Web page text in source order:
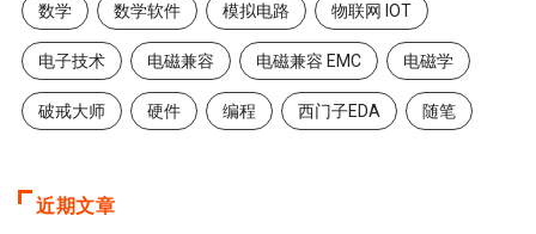
数学 数学软件 模拟电路 物联网 IOT
电子技术 电磁兼容 电磁兼容 EMC 电磁学
破戒大师 硬件 编程 西门子EDA 随笔
近期文章